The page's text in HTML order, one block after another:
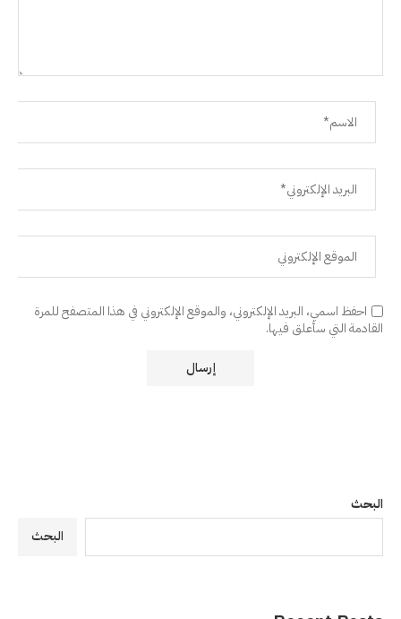
احفظ اسمي، البريد الإلكتروني، والموقع الإلكتروني في هذا المتصفح للمرة
القادمة التي سأعلق فيها.
البحث
البحث